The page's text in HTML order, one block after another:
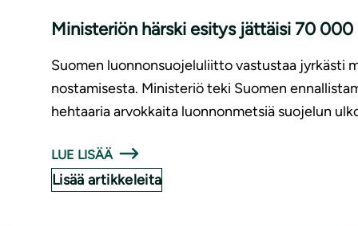
Ministeriön härski esitys jättäisi 70
Suomen luonnonsuojeluliitto vastustaa jyrkästi
nostamisesta. Ministeriö teki Suomen
hehtaaria arvokkaita luonnonmetsiä suojelun
LUE LISÄÄ
Lisää artikkeleita